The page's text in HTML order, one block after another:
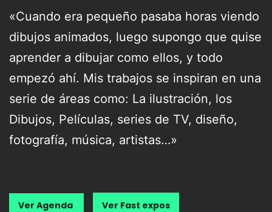
«Cuando era pequeño pasaba horas viendo
dibujos animados, luego supongo que quise
aprender a dibujar como ellos, y todo
empezó ahí. Mis trabajos se inspiran en una
serie de áreas como: La ilustración, los
Dibujos, Películas, series de TV, diseño,
fotografía, música, artistas…»
Ver Agenda Ver Fast expos